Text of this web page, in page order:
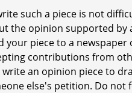
such a piece is not
the opinion supported by
your piece to a newspaper
contributions from
write an opinion piece to
else's petition. Do not